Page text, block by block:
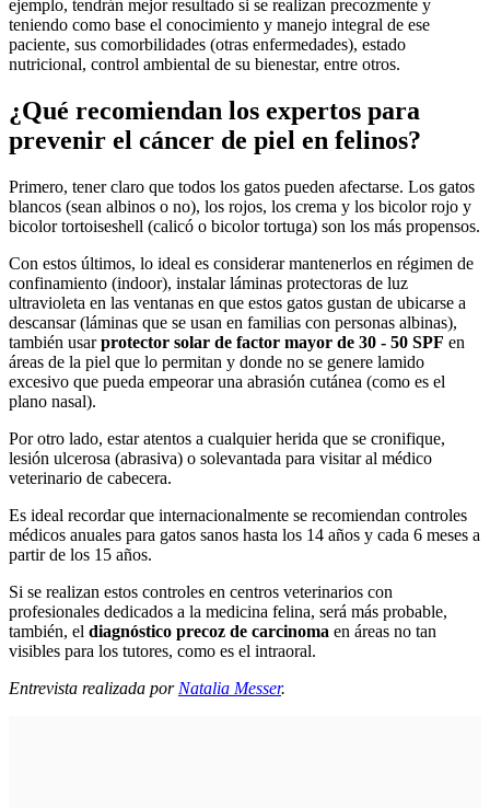
ejemplo, tendrán mejor resultado si se realizan precozmente y
teniendo como base el conocimiento y manejo integral de ese
paciente, sus comorbilidades (otras enfermedades), estado
nutricional, control ambiental de su bienestar, entre otros.
¿Qué recomiendan los expertos para
prevenir el cáncer de piel en felinos?
Primero, tener claro que todos los gatos pueden afectarse. Los gatos
blancos (sean albinos o no), los rojos, los crema y los bicolor rojo y
bicolor tortoiseshell (calicó o bicolor tortuga) son los más propensos.
Con estos últimos, lo ideal es considerar mantenerlos en régimen de
confinamiento (indoor), instalar láminas protectoras de luz
ultravioleta en las ventanas en que estos gatos gustan de ubicarse a
descansar (láminas que se usan en familias con personas albinas),
también usarprotector solar de factor mayor de 30 - 50 SPF en
áreas de la piel que lo permitan y donde no se genere lamido
excesivo que pueda empeorar una abrasión cutánea (como es el
plano nasal).
Por otro lado, estar atentos a cualquier herida que se cronifique,
lesión ulcerosa (abrasiva) o solevantada para visitar al médico
veterinario de cabecera.
Es ideal recordar que internacionalmente se recomiendan controles
médicos anuales para gatos sanos hasta los 14 años y cada 6 meses a
partir de los 15 años.
Si se realizan estos controles en centros veterinarios con
profesionales dedicados a la medicina felina, será más probable,
también, el diagnóstico precoz de carcinoma en áreas no tan
visibles para los tutores, como es el intraoral.
Entrevista realizada por Natalia Messer.